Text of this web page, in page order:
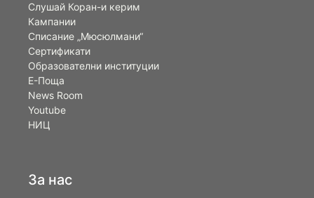
Слушай Коран-и керим
Кампании
Списание „Мюсюлмани“
Сертификати
Образователни институции
Е-Поща
News Room
Youtube
НИЦ
За нас